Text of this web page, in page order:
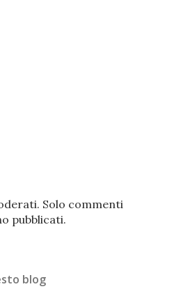
Solo commenti
pubblicati.
blog